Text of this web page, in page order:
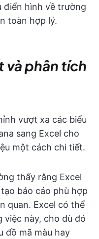
điển hình về trường
toàn hợp lý.
và phân tích
vượt xa các biểu
sang Excel cho
một cách chi tiết.
thấy rằng Excel
báo cáo phù hợp
quan. Excel có thể
việc này, cho dù đó
đồ mã màu hay